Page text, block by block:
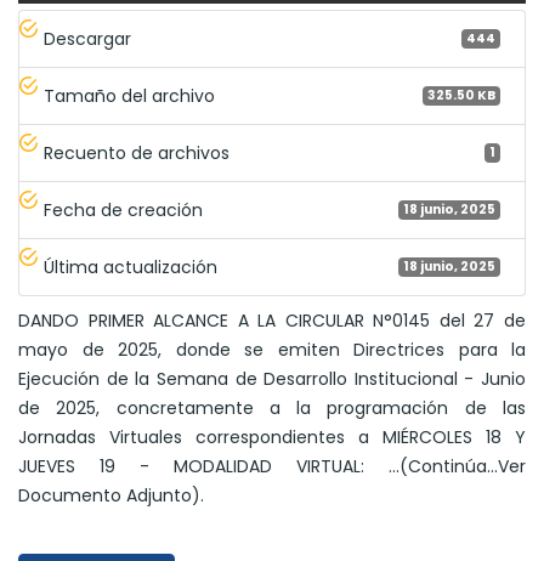
Descargar 444
Tamaño del archivo 325.50 KB
Recuento de archivos 1
Fecha de creación 18 junio, 2025
Última actualización 18 junio, 2025
DANDO PRIMER ALCANCE A LA CIRCULAR N°0145 del 27 de
mayo de 2025, donde se emiten Directrices para la
Ejecución de la Semana de Desarrollo Institucional - Junio
de 2025, concretamente a la programación de las
Jornadas Virtuales correspondientes a MIÉRCOLES 18 Y
JUEVES 19 - MODALIDAD VIRTUAL: ...(Continúa...Ver
Documento Adjunto).